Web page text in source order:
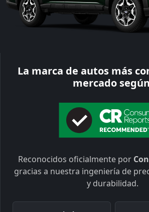
La marca de autos más
mercado
Reconocidos oficialmente por
gracias a nuestra ingeniería de
y durabilidad.